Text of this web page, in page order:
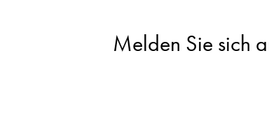
Melden Sie sich